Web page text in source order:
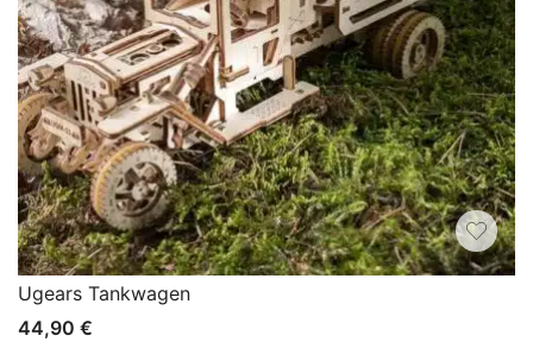
Ugears Tankwagen
44,90 €